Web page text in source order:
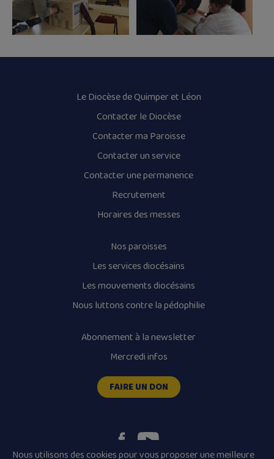
Le Diocèse de Quimper et Léon
Contacter le Diocèse
Contacter ma Paroisse
Contacter un service
Contacter une permanence
Recrutement
Horaires des messes
Nos paroisses
Les services diocésains
Les mouvements diocésains
Nous luttons contre la pédophilie
Abonnement à la newsletter
Mercredi infos
FAIRE UN DON
Nous utilisons des cookies pour vous proposer une meilleure